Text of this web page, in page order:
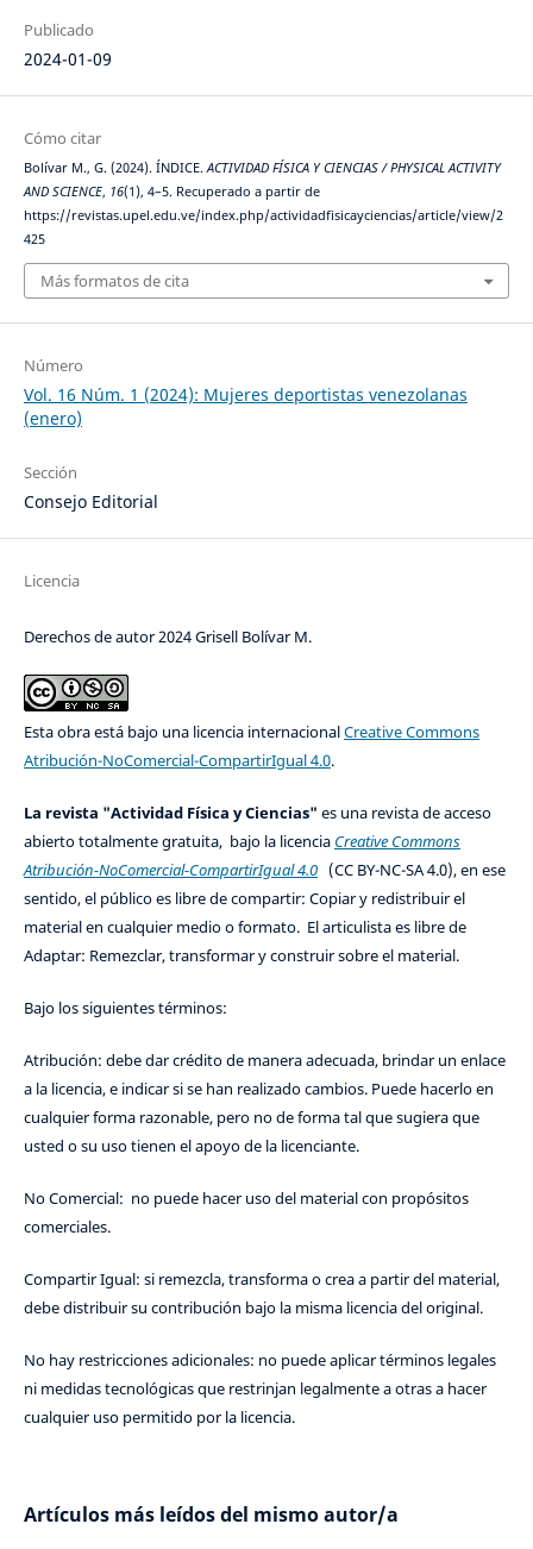
Publicado
2024-01-09
Cómo citar
Bolívar M., G. (2024). ÍNDICE. ACTIVIDAD FÍSICA Y CIENCIAS / PHYSICAL ACTIVITY
AND SCIENCE, 16(1), 4–5. Recuperado a partir de
https://revistas.upel.edu.ve/index.php/actividadfisicayciencias/article/view/2
425
Más formatos de cita
Número
Vol. 16 Núm. 1 (2024): Mujeres deportistas venezolanas
(enero)
Sección
Consejo Editorial
Licencia
Derechos de autor 2024 Grisell Bolívar M.
Esta obra está bajo una licencia internacionalCreative Commons
Atribución-NoComercial-CompartirIgual 4.0.
La revista "Actividad Física y Ciencias" es una revista de acceso
abierto totalmente gratuita, bajo la licencia Creative Commons
Atribución-NoComercial-CompartirIgual 4.0(CC BY-NC-SA 4.0), en ese
sentido, el público es libre de compartir: Copiar y redistribuir el
material en cualquier medio o formato. El articulista es libre de
Adaptar: Remezclar, transformar y construir sobre el material.
Bajo los siguientes términos:
Atribución: debe dar crédito de manera adecuada, brindar un enlace
a la licencia, e indicar si se han realizado cambios. Puede hacerlo en
cualquier forma razonable, pero no de forma tal que sugiera que
usted o su uso tienen el apoyo de la licenciante.
No Comercial: no puede hacer uso del material con propósitos
comerciales.
Compartir Igual: si remezcla, transforma o crea a partir del material,
debe distribuir su contribución bajo la misma licencia del original.
No hay restricciones adicionales: no puede aplicar términos legales
ni medidas tecnológicas que restrinjan legalmente a otras a hacer
cualquier uso permitido por la licencia.
Artículos más leídos del mismo autor/a